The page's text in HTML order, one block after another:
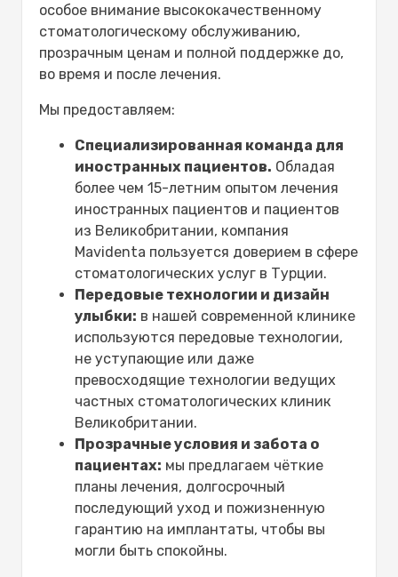
особое внимание высококачественному
стоматологическому обслуживанию,
прозрачным ценам и полной поддержке до,
во время и после лечения.
Мы предоставляем:
Специализированная команда для
иностранных пациентов. Обладая
более чем 15-летним опытом лечения
иностранных пациентов и пациентов
из Великобритании, компания
Mavidenta пользуется доверием в сфере
стоматологических услуг в Турции.
Передовые технологии и дизайн
улыбки: в нашей современной клинике
используются передовые технологии,
не уступающие или даже
превосходящие технологии ведущих
частных стоматологических клиник
Великобритании.
Прозрачные условия и забота о
пациентах: мы предлагаем чёткие
планы лечения, долгосрочный
последующий уход и пожизненную
гарантию на имплантаты, чтобы вы
могли быть спокойны.